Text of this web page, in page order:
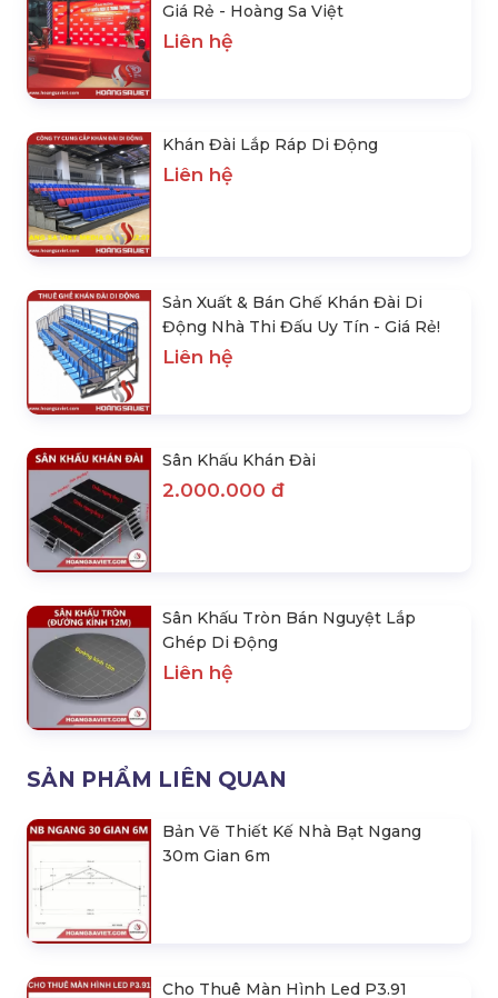
Giá Rẻ - Hoàng Sa Việt
Liên hệ
Khán Đài Lắp Ráp Di Động
Liên hệ
Sản Xuất & Bán Ghế Khán Đài Di
Động Nhà Thi Đấu Uy Tín - Giá Rẻ!
Liên hệ
Sân Khấu Khán Đài
2.000.000 đ
Sân Khấu Tròn Bán Nguyệt Lắp
Ghép Di Động
Liên hệ
SẢN PHẨM LIÊN QUAN
Bản Vẽ Thiết Kế Nhà Bạt Ngang
30m Gian 6m
Cho Thuê Màn Hình Led P3.91